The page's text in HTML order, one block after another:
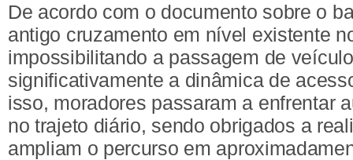
De acordo com o documento sobre o
antigo cruzamento em nível existente
impossibilitando a passagem de
significativamente a dinâmica de
isso, moradores passaram a enfrentar
no trajeto diário, sendo obrigados a
ampliam o percurso em